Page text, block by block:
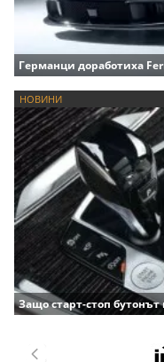
Германци доработиха
НОВИНИ
Защо старт-стоп